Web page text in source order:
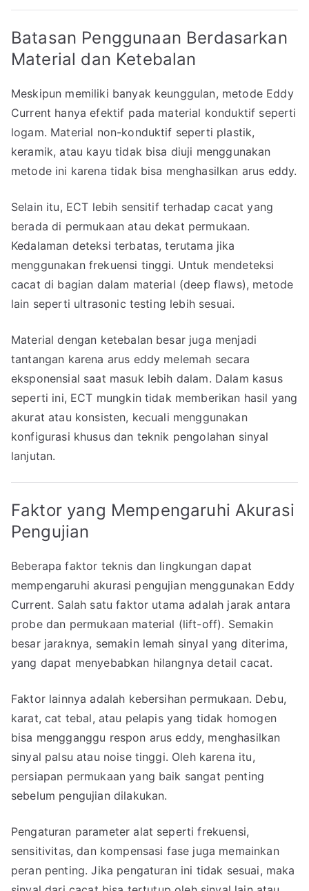
Batasan Penggunaan Berdasarkan
Material dan Ketebalan
Meskipun memiliki banyak keunggulan, metode Eddy
Current hanya efektif pada material konduktif seperti
logam. Material non-konduktif seperti plastik,
keramik, atau kayu tidak bisa diuji menggunakan
metode ini karena tidak bisa menghasilkan arus eddy.
Selain itu, ECT lebih sensitif terhadap cacat yang
berada di permukaan atau dekat permukaan.
Kedalaman deteksi terbatas, terutama jika
menggunakan frekuensi tinggi. Untuk mendeteksi
cacat di bagian dalam material (deep flaws), metode
lain seperti ultrasonic testing lebih sesuai.
Material dengan ketebalan besar juga menjadi
tantangan karena arus eddy melemah secara
eksponensial saat masuk lebih dalam. Dalam kasus
seperti ini, ECT mungkin tidak memberikan hasil yang
akurat atau konsisten, kecuali menggunakan
konfigurasi khusus dan teknik pengolahan sinyal
lanjutan.
Faktor yang Mempengaruhi Akurasi
Pengujian
Beberapa faktor teknis dan lingkungan dapat
mempengaruhi akurasi pengujian menggunakan Eddy
Current. Salah satu faktor utama adalah jarak antara
probe dan permukaan material (lift-off). Semakin
besar jaraknya, semakin lemah sinyal yang diterima,
yang dapat menyebabkan hilangnya detail cacat.
Faktor lainnya adalah kebersihan permukaan. Debu,
karat, cat tebal, atau pelapis yang tidak homogen
bisa mengganggu respon arus eddy, menghasilkan
sinyal palsu atau noise tinggi. Oleh karena itu,
persiapan permukaan yang baik sangat penting
sebelum pengujian dilakukan.
Pengaturan parameter alat seperti frekuensi,
sensitivitas, dan kompensasi fase juga memainkan
peran penting. Jika pengaturan ini tidak sesuai, maka